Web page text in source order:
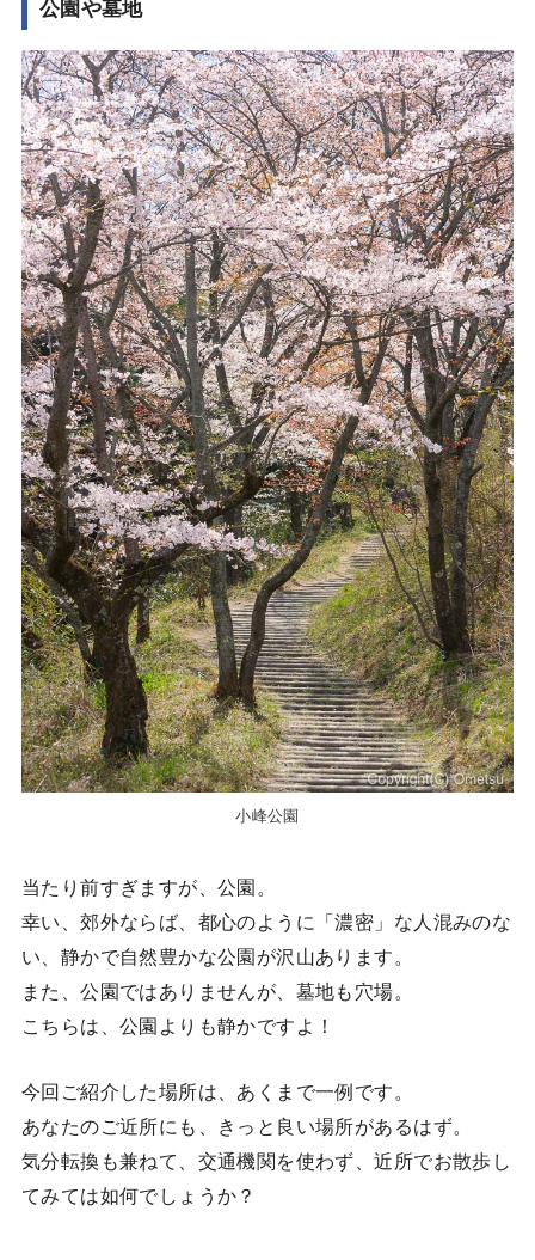
公園や墓地
小峰公園
当たり前すぎますが、公園。
幸い、郊外ならば、都心のように「濃密」な人混みのな
い、静かで自然豊かな公園が沢山あります。
また、公園ではありませんが、墓地も穴場。
こちらは、公園よりも静かですよ！
今回ご紹介した場所は、あくまで一例です。
あなたのご近所にも、きっと良い場所があるはず。
気分転換も兼ねて、交通機関を使わず、近所でお散歩し
てみては如何でしょうか？